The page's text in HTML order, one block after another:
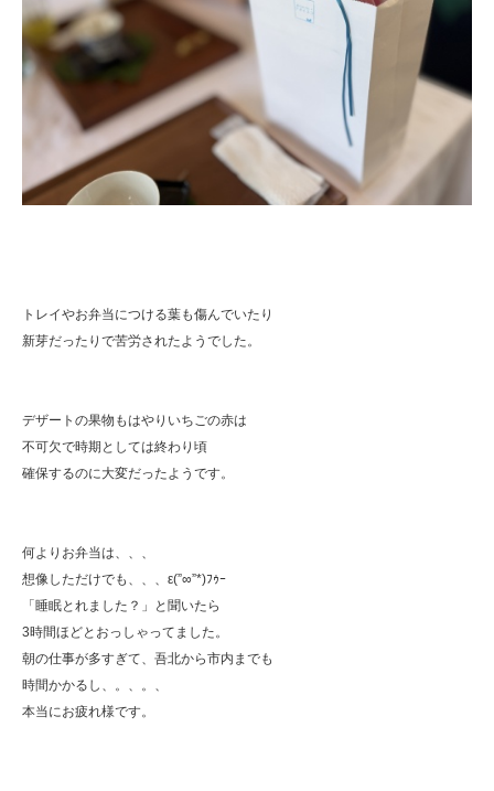
トレイやお弁当につける葉も傷んでいたり
新芽だったりで苦労されたようでした。
デザートの果物もはやりいちごの赤は
不可欠で時期としては終わり頃
確保するのに大変だったようです。
何よりお弁当は、、、
想像しただけでも、、、ε(”∞”*)ﾌｩｰ
「睡眠とれました？」と聞いたら
3時間ほどとおっしゃってました。
朝の仕事が多すぎて、吾北から市内までも
時間かかるし、。、。、
本当にお疲れ様です。